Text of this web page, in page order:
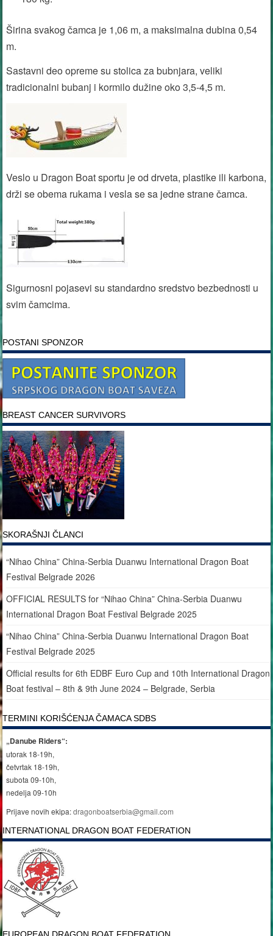
Širina svakog čamca je 1,06 m, a maksimalna dubina 0,54
m.
Sastavni deo opreme su stolica za bubnjara, veliki
tradicionalni bubanj i kormilo dužine oko 3,5-4,5 m.
Veslo u Dragon Boat sportu je od drveta, plastike ili karbona,
drži se obema rukama i vesla se sa jedne strane čamca.
Sigurnosni pojasevi su standardno sredstvo bezbednosti u
svim čamcima.
POSTANI SPONZOR
BREAST CANCER SURVIVORS
SKORAŠNJI ČLANCI
“Nihao China” China-Serbia Duanwu International Dragon Boat
Festival Belgrade 2026
OFFICIAL RESULTS for “Nihao China” China-Serbia Duanwu
International Dragon Boat Festival Belgrade 2025
“Nihao China” China-Serbia Duanwu International Dragon Boat
Festival Belgrade 2025
Official results for 6th EDBF Euro Cup and 10th International Dragon
Boat festival – 8th & 9th June 2024 – Belgrade, Serbia
TERMINI KORIŠĆENJA ČAMACA SDBS
„Danube Riders“:
utorak 18-19h,
četvrtak 18-19h,
subota 09-10h,
nedelja 09-10h
Prijave novih ekipa:dragonboatserbia@gmail.com
INTERNATIONAL DRAGON BOAT FEDERATION